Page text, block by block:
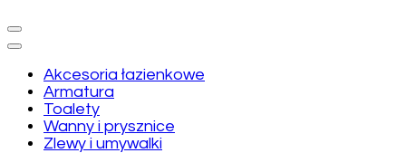
Akcesoria łazienkowe
Armatura
Toalety
Wanny i prysznice
Zlewy i umywalki